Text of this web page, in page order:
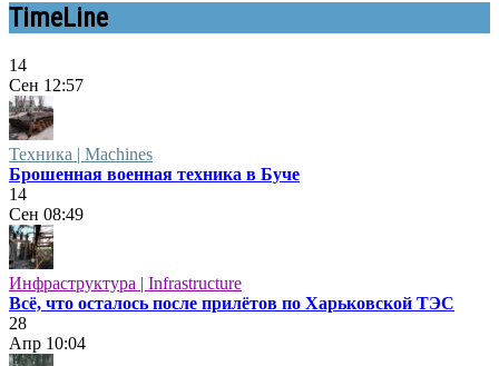
TimeLine
14
Сен 12:57
Техника | Machines
Брошенная военная техника в Буче
14
Сен 08:49
Инфраструктура | Infrastructure
Всё, что осталось после прилётов по Харьковской ТЭС
28
Апр 10:04